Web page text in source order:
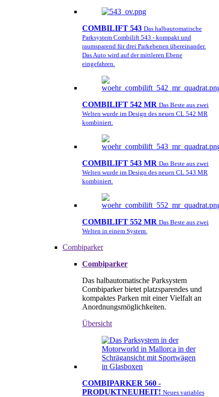
COMBILIFT 543 Das halbautomatische
Parksystem Combilift 543 - kompakt und
raumsparend für drei Parkebenen übereinander.
Das Auto wird auf der mittleren Ebene
eingefahren.
COMBILIFT 542 MR Das Beste aus zwei
Welten wurde im Design des neuen CL 542 MR
kombiniert.
COMBILIFT 543 MR Das Beste aus zwei
Welten wurde im Design des neuen CL 543 MR
kombiniert.
COMBILIFT 552 MR Das Beste aus zwei
Welten in einem System.
Combiparker
Combiparker
Das halbautomatische Parksystem
Combiparker bietet platzsparendes und
kompaktes Parken mit einer Vielfalt an
Anordnungsmöglichkeiten.
Übersicht
COMBIPARKER 560 -
PRODUKTNEUHEIT! Neues variables